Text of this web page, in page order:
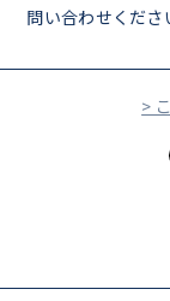
問い合わせくださ
>